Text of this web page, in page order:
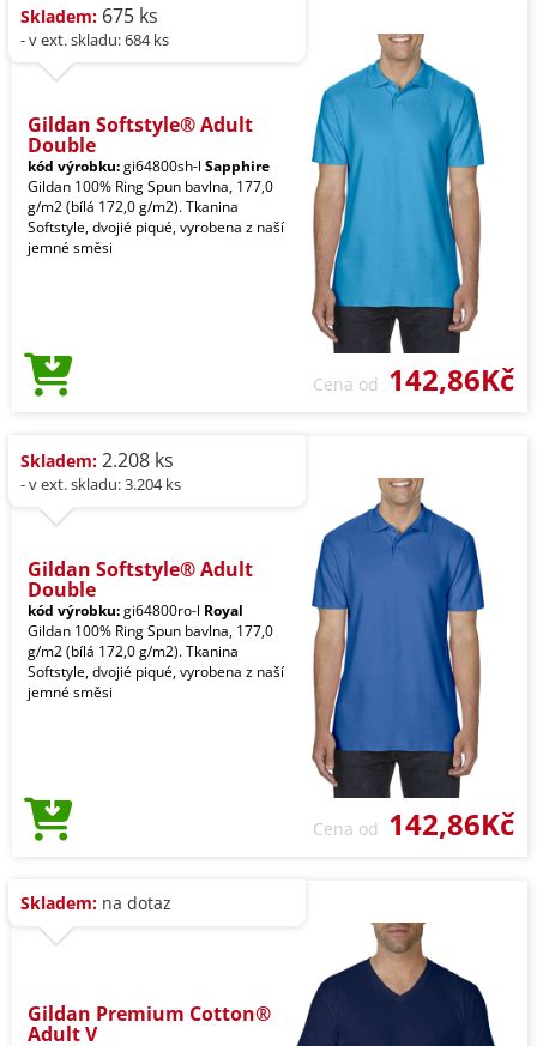
Skladem: 675 ks
- v ext. skladu: 684 ks
Gildan Softstyle® Adult
Double
kód výrobku:gi64800sh-l Sapphire
Gildan 100% Ring Spun bavlna, 177,0
g/m2 (bílá 172,0 g/m2). Tkanina
Softstyle, dvojié piqué, vyrobena z naší
jemné směsi
Cena od 142,86Kč
Skladem: 2.208 ks
- v ext. skladu: 3.204 ks
Gildan Softstyle® Adult
Double
kód výrobku:gi64800ro-l Royal
Gildan 100% Ring Spun bavlna, 177,0
g/m2 (bílá 172,0 g/m2). Tkanina
Softstyle, dvojié piqué, vyrobena z naší
jemné směsi
Cena od 142,86Kč
Skladem: na dotaz
Gildan Premium Cotton®
Adult V